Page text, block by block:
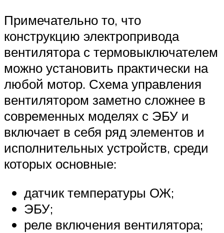
Примечательно то, что
конструкцию электропривода
вентилятора с термовыключателем
можно установить практически на
любой мотор. Схема управления
вентилятором заметно сложнее в
современных моделях с ЭБУ и
включает в себя ряд элементов и
исполнительных устройств, среди
которых основные:
датчик температуры ОЖ;
ЭБУ;
реле включения вентилятора;